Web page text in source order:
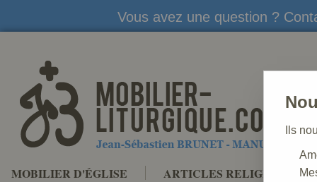
Vous avez une question ?
MOBILIER D'ÉGLISE ARTICLES RELIGIEUX
Ils